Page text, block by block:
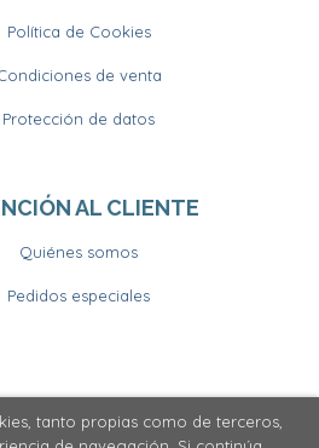
Política de Cookies
de venta
Protección de datos
AL CLIENTE
Quiénes somos
Pedidos especiales
. Todos los Derechos
tanto propias como de terceros,